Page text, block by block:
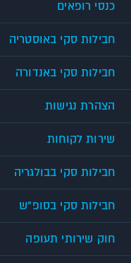
כנסי רופאים
חבילות סקי באוסטריה
חבילות סקי באנדורה
הצהרת נגישות
שירות לקוחות
חבילות סקי בבולגריה
חבילות סקי בסופ"ש
חוק שירותי תעופה